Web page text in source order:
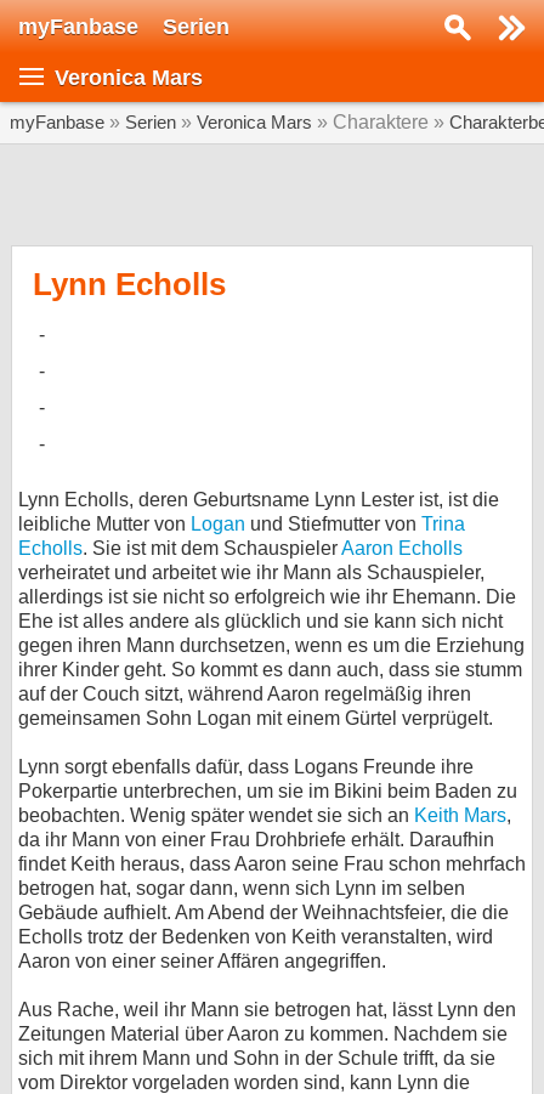
myFanbase Serien
Veronica Mars
myFanbase » Serien » Veronica Mars » Charaktere »
Lynn Echolls
Lynn Echolls, deren Geburtsname Lynn Lester ist, ist die
leibliche Mutter von Logan und Stiefmutter von Trina
Echolls. Sie ist mit dem SchauspielerAaron Echolls
verheiratet und arbeitet wie ihr Mann als Schauspieler,
allerdings ist sie nicht so erfolgreich wie ihr Ehemann. Die
Ehe ist alles andere als glücklich und sie kann sich nicht
gegen ihren Mann durchsetzen, wenn es um die Erziehung
ihrer Kinder geht. So kommt es dann auch, dass sie stumm
auf der Couch sitzt, während Aaron regelmäßig ihren
gemeinsamen Sohn Logan mit einem Gürtel verprügelt.
Lynn sorgt ebenfalls dafür, dass Logans Freunde ihre
Pokerpartie unterbrechen, um sie im Bikini beim Baden zu
beobachten. Wenig später wendet sie sich an Keith Mars,
da ihr Mann von einer Frau Drohbriefe erhält. Daraufhin
findet Keith heraus, dass Aaron seine Frau schon mehrfach
betrogen hat, sogar dann, wenn sich Lynn im selben
Gebäude aufhielt. Am Abend der Weihnachtsfeier, die die
Echolls trotz der Bedenken von Keith veranstalten, wird
Aaron von einer seiner Affären angegriffen.
Aus Rache, weil ihr Mann sie betrogen hat, lässt Lynn den
Zeitungen Material über Aaron zu kommen. Nachdem sie
sich mit ihrem Mann und Sohn in der Schule trifft, da sie
vom Direktor vorgeladen worden sind, kann Lynn die
Serie suchen...
SERIEN
Forum
bei X
bei Facebook
Kontakt
Nutzungsbedingungen
Datenschutz
Cookie-Einstellungen
Impressum
Desktop-Ansicht